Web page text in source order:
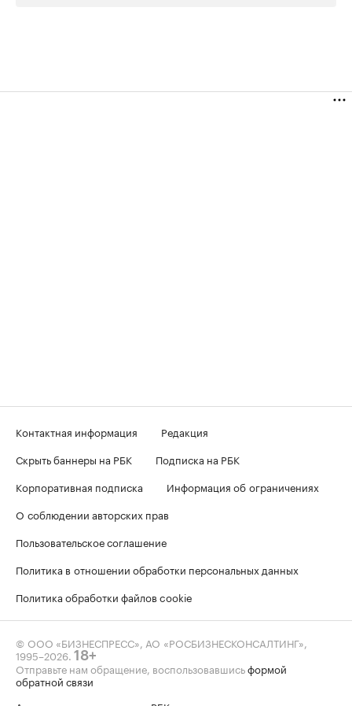
Контактная информация
Редакция
Скрыть баннеры на РБК
Подписка на РБК
Корпоративная подписка
Информация об ограничениях
О соблюдении авторских прав
Пользовательское соглашение
Политика в отношении обработки персональных данных
Политика обработки файлов cookie
© ООО «БИЗНЕСПРЕСС», АО «РОСБИЗНЕСКОНСАЛТИНГ»,
1995–2026. 18+
Отправьте нам обращение, воспользовавшисьформой
обратной связи